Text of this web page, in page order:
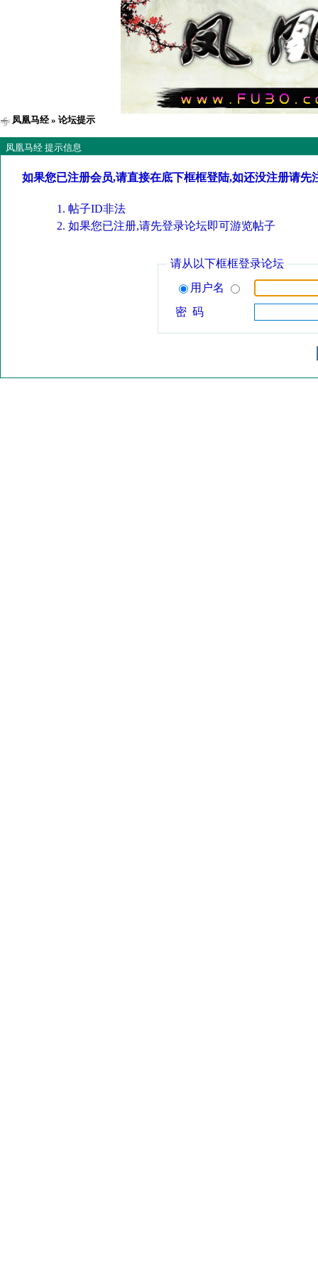
凤凰马经» 论坛提示
凤凰马经 提示信息
如果您已注册会员,请直接在底下框框登陆,如还没注册请先
帖子ID非法
如果您已注册,请先登录论坛即可游览帖子
请从以下框框登录论坛
用户名
密 码